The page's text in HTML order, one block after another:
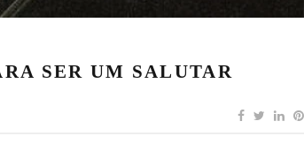
SER UM SALUTAR